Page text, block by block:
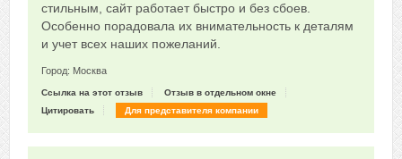
стильным, сайт работает быстро и без сбоев.
Особенно порадовала их внимательность к деталям
и учет всех наших пожеланий.
Город: Москва
Ссылка на этот отзыв
Отзыв в отдельном окне
Цитировать
Для представителя компании